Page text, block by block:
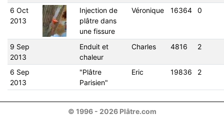
6 Oct
2013
Injection de
plâtre dans
une fissure
Véronique 16364 0
9 Sep
2013
Enduit et
chaleur
Charles 4816 2
6 Sep
2013
"Plâtre
Parisien"
Eric 19836 2
© 1996 - 2026 Plâtre.com